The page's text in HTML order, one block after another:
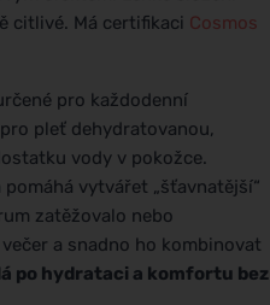
citlivé. Má certifikaci Cosmos
pro každodenní
pleť dehydratovanou,
vody v pokožce.
vytvářet „šťavnatější“
zatěžovalo nebo
a snadno ho kombinovat
po hydrataci a komfortu bez